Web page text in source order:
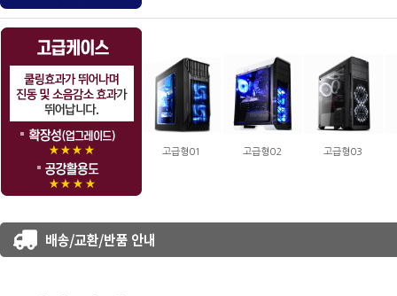
고급형01 고급형02 고급형03